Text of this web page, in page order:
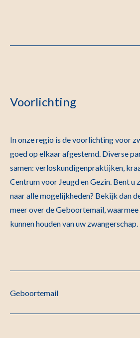
Voorlichting
In onze regio is de voorlichting voor
goed op elkaar afgestemd. Diverse
samen: verloskundigenpraktijken,
Centrum voor Jeugd en Gezin. Bent u
naar alle mogelijkheden? Bekijk dan
meer over de Geboortemail,
kunnen houden van uw zwangerschap.
Geboortemail